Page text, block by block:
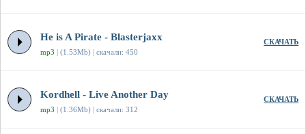
He is A Pirate - Blasterjaxx
mp3 | (1.53Mb) | скачали: 450
СКАЧАТЬ
Kordhell - Live Another Day
mp3 | (1.36Mb) | скачали: 312
СКАЧАТЬ